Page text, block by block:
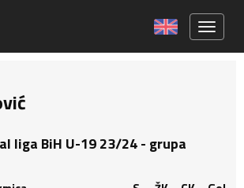
liga BiH U-19 23/24 - grupa